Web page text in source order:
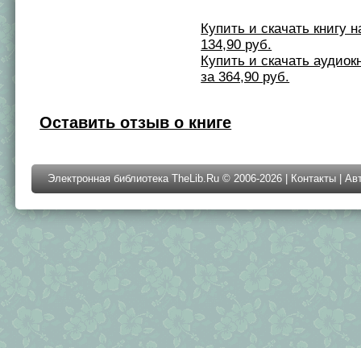
Купить и скачать книгу
134,90 руб.
Купить и скачать
за 364,90 руб.
Оставить отзыв о книге
Электронная библиотека TheLib.Ru © 2006-2026 | Контакты |